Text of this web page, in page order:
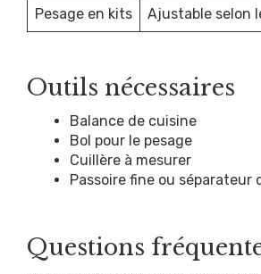
Pesage en kits Ajustable selon
Outils nécessaires
Balance de cuisine
Bol pour le pesage
Cuillère à mesurer
Passoire fine ou séparateur
Questions